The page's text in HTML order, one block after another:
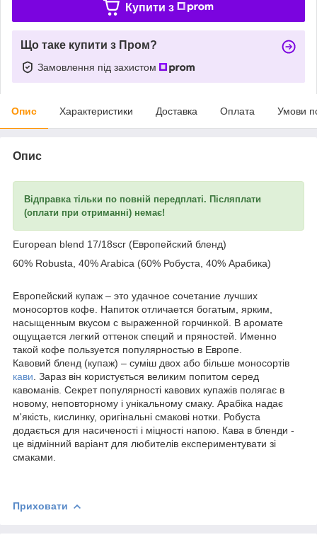
Купити з
Що таке купити з Пром?
Замовлення під захистом
Опис Характеристики Доставка Оплата Умови
Опис
Відправка тільки по повній передплаті. Післяплати
(оплати при отриманні) немає!
European blend 17/18scr (Европейский бленд)
60% Robusta, 40% Arabica (60% Робуста, 40% Арабика)
Европейский купаж – это удачное сочетание лучших
моносортов кофе. Напиток отличается богатым, ярким,
насыщенным вкусом с выраженной горчинкой. В аромате
ощущается легкий оттенок специй и пряностей. Именно
такой кофе пользуется популярностью в Европе.
Кавовий бленд (купаж) – суміш двох або більше моносортів
кави . Зараз він користується великим попитом серед
кавоманів. Секрет популярності кавових купажів полягає в
новому, неповторному і унікальному смаку. Арабіка надає
м'якість, кислинку, оригінальні смакові нотки. Робуста
додається для насиченості і міцності напою. Кава в бленди -
це відмінний варіант для любителів експериментувати зі
смаками.
Приховати